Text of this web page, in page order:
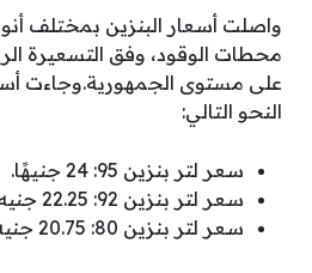
واصلت أسعار البنزين بمختلف
محطات الوقود، وفق التسعيرة
على مستوى الجمهورية.وجاءت
النحو التالي:
سعر لتر بنزين 95: 24 جنيهًا.
سعر لتر بنزين 92: 22.25 جنيه.
سعر لتر بنزين 80: 20.75 جنيه.